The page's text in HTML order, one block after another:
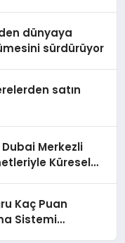
dünyaya
sürdürüyor
satın
Merkezli
Küresel
Kaç Puan
Sistemi